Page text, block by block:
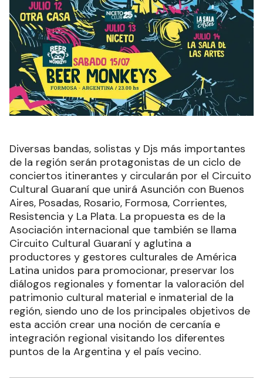
Diversas bandas, solistas y Djs más importantes
de la región serán protagonistas de un ciclo de
conciertos itinerantes y circularán por el Circuito
Cultural Guaraní que unirá Asunción con Buenos
Aires, Posadas, Rosario, Formosa, Corrientes,
Resistencia y La Plata. La propuesta es de la
Asociación internacional que también se llama
Circuito Cultural Guaraní y aglutina a
productores y gestores culturales de América
Latina unidos para promocionar, preservar los
diálogos regionales y fomentar la valoración del
patrimonio cultural material e inmaterial de la
región, siendo uno de los principales objetivos de
esta acción crear una noción de cercanía e
integración regional visitando los diferentes
puntos de la Argentina y el país vecino.